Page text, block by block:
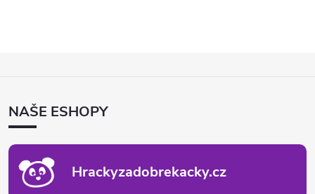
ANAŠE ESHOPY
Hrackyzadobrekacky.cz